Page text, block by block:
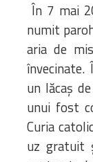
În 7 mai
numit
aria de
un lăcaş
unui fost
Curia
uz gratuit